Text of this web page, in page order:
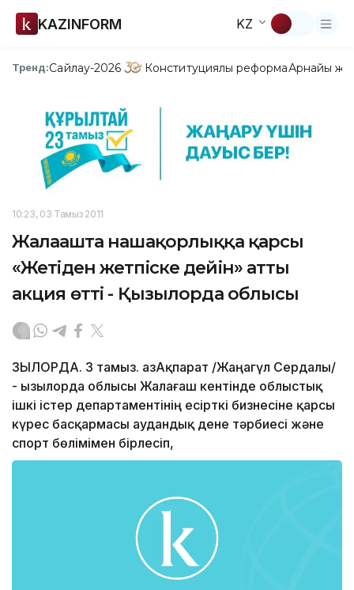
KAZINFORM KZ
Тренд:Сайлау-2026 Конституциялық реформаАрнайы
10:23, 03 Тамыз 2011
Жалағашта нашақорлыққа қарсы
«Жетіден жетпіске дейін» атты
акция өтті - Қызылорда облысы
ЗЫЛОРДА. 3 тамыз. ҚазАқпарат /Жаңагүл Сердалы/
- Қызылорда облысы Жалағаш кентінде облыстық
ішкі істер департаментінің есірткі бизнесіне қарсы
күрес басқармасы аудандық дене тәрбиесі және
спорт бөлімімен бірлесіп,